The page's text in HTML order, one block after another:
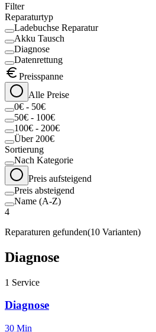
Filter
Reparaturtyp
Ladebuchse Reparatur
Akku Tausch
Diagnose
Datenrettung
Preisspanne
Alle Preise
0€ - 50€
50€ - 100€
100€ - 200€
Über 200€
Sortierung
Nach Kategorie
Preis aufsteigend
Preis absteigend
Name (A-Z)
4
Reparaturen gefunden(10 Varianten)
Diagnose
1 Service
Diagnose
30 Min